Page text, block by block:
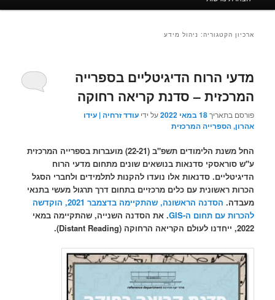
ארכיון הקטגוריה: ניהול מידע
מדעי הרוח הדיגיטליים בספרייה
המרכזית – סדנת קריאה רחוקה
פורסם בתאריך18 במאי 2022 על ידיעודד זרחיה | עידו
אהרון, הספרייה המרכזית
החל משנת הלימודים תשפ"ב (22-21) מועברות בספרייה המרכזית
ע"ש סוראסקי סדנאות בנושאים שונים מתחום מדעי הרוח
הדיגיטליים. סדנאות אלו נועדו להקנות לתלמידים ולחברי הסגל
הכרות ראשונית עם כלים מרכזיים בתחום דרך תרגול מעשי בתנאי
מעבדה.
הסדנה הראשונה, שהתקיימה בדצמבר 2021, הוקדשה
להכרות עם תחום ה-GIS
. את הסדנה השנייה, שהתקיימה במאי
2022, ייחדנו לעולם הקריאה הרחוקה (Distant Reading).